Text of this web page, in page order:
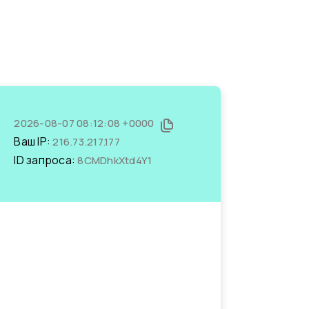
2026-08-07 08:12:08 +0000
Ваш IP:216.73.217.177
ID запроса:8CMDhkXtd4Y1